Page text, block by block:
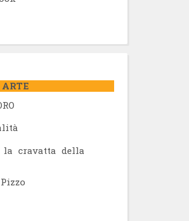
la cravatta della